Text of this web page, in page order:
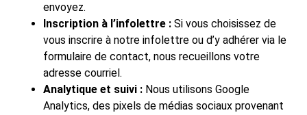
envoyez.
Inscription à l’infolettre : Si vous choisissez de
vous inscrire à notre infolettre ou d’y adhérer via le
formulaire de contact, nous recueillons votre
adresse courriel.
Analytique et suivi : Nous utilisons Google
Analytics, des pixels de médias sociaux provenant